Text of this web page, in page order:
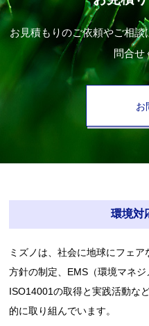
お見積もりのご依頼やご相
問合せ
お
環境対
ミズノは、社会に地球にフェ
方針の制定、EMS（環境マネジ
ISO14001の取得と実践活動な
的に取り組んでいます。